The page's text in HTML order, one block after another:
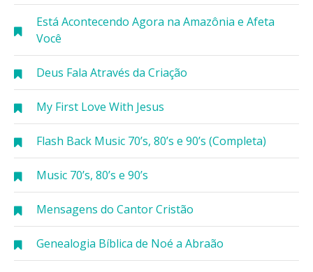
Está Acontecendo Agora na Amazônia e Afeta
Você
Deus Fala Através da Criação
My First Love With Jesus
Flash Back Music 70’s, 80’s e 90’s (Completa)
Music 70’s, 80’s e 90’s
Mensagens do Cantor Cristão
Genealogia Bíblica de Noé a Abraão